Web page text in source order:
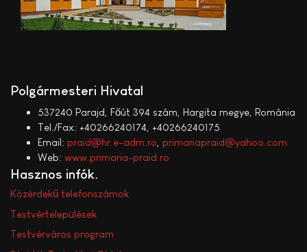
Polgármesteri Hivatal
537240 Parajd, Főút 394 szám, Hargita megye, Románia
Tel./Fax: +40266240174, +40266240175
Email: praid@hr.e-adm.ro primariapraid@yahoo.com
Web: www.primaria-praid.ro
Hasznos infók
Közérdekű telefonszámok
Testvértelepülések
Testvérváros program